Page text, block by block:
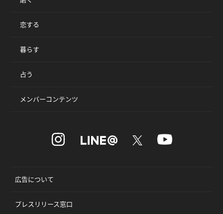
恋する
暮らす
占う
メンバーコンテンツ
広告について
プレスリリース窓口